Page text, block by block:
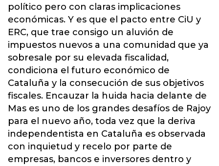
político pero con claras implicaciones
económicas. Y es que el pacto entre CiU y
ERC, que trae consigo un aluvión de
impuestos nuevos a una comunidad que ya
sobresale por su elevada fiscalidad,
condiciona el futuro económico de
Cataluña y la consecución de sus objetivos
fiscales. Encauzar la huida hacia delante de
Mas es uno de los grandes desafíos de Rajoy
para el nuevo año, toda vez que la deriva
independentista en Cataluña es observada
con inquietud y recelo por parte de
empresas, bancos e inversores dentro y